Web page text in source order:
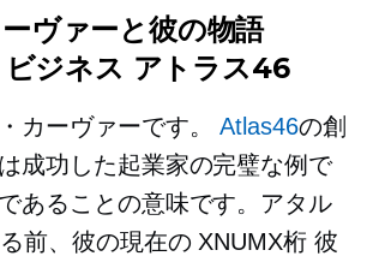
ヴァーと彼の物語
ジネス アトラス46
カーヴァーです。Atlas46の創
成功した起業家の完璧な例で
あることの意味です。アタル
前、彼の現在の XNUMX桁彼